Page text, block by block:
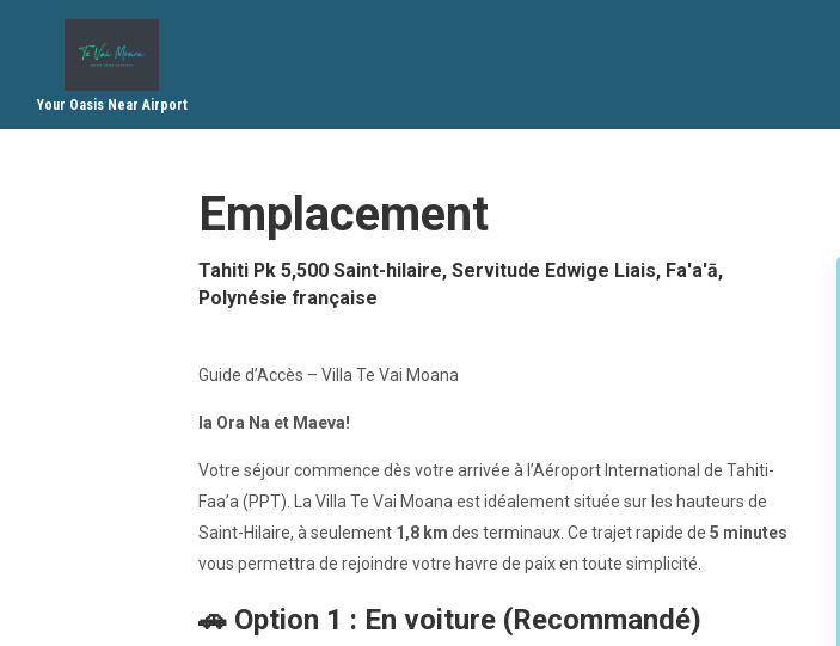
Your Oasis Near Airport
Conditions
Emplacement
Tahiti Pk 5,500 Saint-hilaire, Servitude Edwige Liais, Fa'a'ā,
Polynésie française
Guide d’Accès – Villa Te Vai Moana
Ia Ora Na et Maeva!
Votre séjour commence dès votre arrivée à l’Aéroport International de Tahiti-
Faa’a (PPT). La Villa Te Vai Moana est idéalement située sur les hauteurs de
Saint-Hilaire, à seulement 1,8 km des terminaux. Ce trajet rapide de 5 minutes
vous permettra de rejoindre votre havre de paix en toute simplicité.
🚗 Option 1 : En voiture (Recommandé)